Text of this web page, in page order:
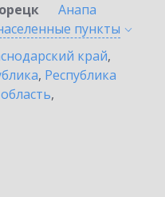
Анапа
пункты
край,
, Республика
,